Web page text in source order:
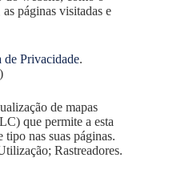
páginas visitadas e
de Privacidade.
de mapas
que permite a esta
nas suas páginas.
Rastreadores.